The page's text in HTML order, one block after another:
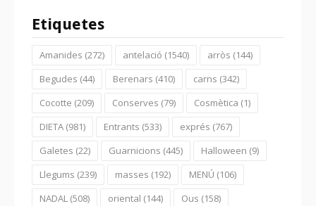
Etiquetes
Amanides (272) antelació (1540) arròs (144)
Begudes (44) Berenars (410) carns (342)
Cocotte (209) Conserves (79) Cosmètica (1)
DIETA (981) Entrants (533) exprés (767)
Galetes (22) Guarnicions (445) Halloween (9)
Llegums (239) masses (192) MENÚ (106)
NADAL (508) oriental (144) Ous (158)